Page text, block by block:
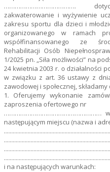
………………………………….
zakwaterowanie i wyżywienie
zakresu sportu dla dzieci i
organizowanego w ramach
współfinansowanego ze
Rehabilitacji Osób
1/2025 pn. „Siła możliwości” na
24 kwietnia 2003 r. o działalności
w związku z art. 36 ustawy z
zawodowej i społecznej,
1. Oferujemy wykonanie
zaproszenia ofertowego nr
………………………………………………
następującym miejscu (nazwa i
i na następujących warunkach: